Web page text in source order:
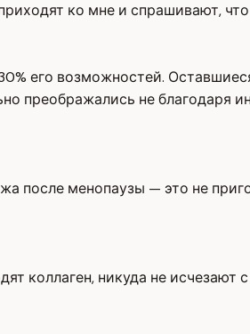
ко мне и спрашивают,
его возможностей.
преображались не благодаря
после менопаузы — это не
коллаген, никуда не